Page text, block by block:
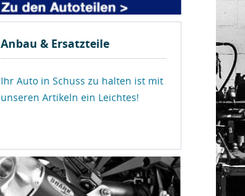
Anbau & Ersatzteile
Ihr Auto in Schuss zu halten ist mit
unseren Artikeln ein Leichtes!